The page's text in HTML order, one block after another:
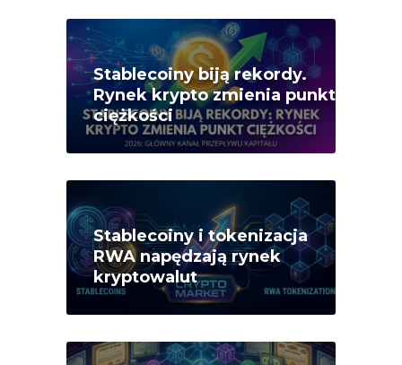
Stablecoiny biją rekordy.
Rynek krypto zmienia punkt
ciężkości
Stablecoiny i tokenizacja
RWA napędzają rynek
kryptowalut